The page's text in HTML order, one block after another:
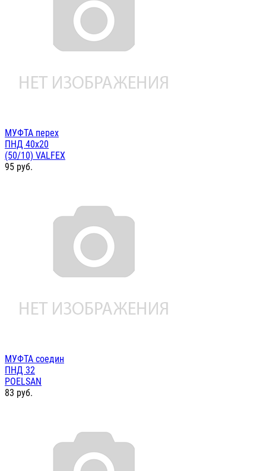
МУФТА перех
ПНД 40х20
(50/10) VALFEX
95 руб.
МУФТА соедин
ПНД 32
POELSAN
83 руб.